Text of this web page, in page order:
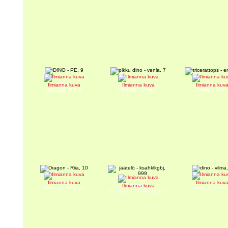
Ilmianna kuva
DINO
Värittäjä: PE, 9
Ilmianna kuva
pikku dino
Värittäjä: venla, 7
Ilmianna
tricerattops
Värittäjä:
Ilmianna kuva
Dragon
Värittäjä: Riia, 10
Ilmianna kuva
jäätelö
Värittäjä: ksahklkgbj, 999
Ilmianna
dino
Värittäjä: